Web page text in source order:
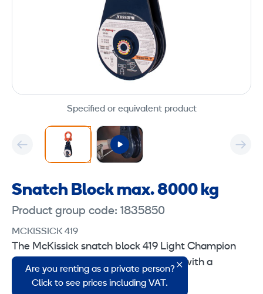
Specified or equivalent product
Snatch Block max. 8000 kg
Product group code: 1835850
MCKISSICK 419
The McKissick snatch block 419 Light Champion
from Crosby is a snatch block fittted with a
shackle.
Are you renting as a private person?
Click to see prices including VAT.